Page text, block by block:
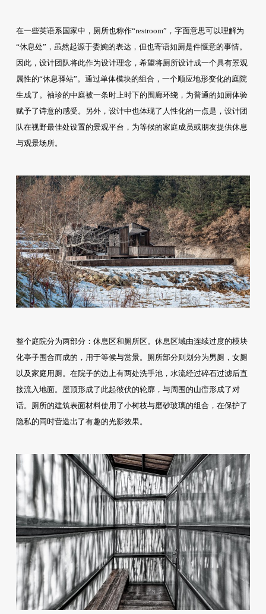
在一些英语系国家中，厕所也称作“restroom”，字面意思可以理解为
“休息处”，虽然起源于委婉的表达，但也寄语如厕是件惬意的事情。
因此，设计团队将此作为设计理念，希望将厕所设计成一个具有景观
属性的“休息驿站”。通过单体模块的组合，一个顺应地形变化的庭院
生成了。袖珍的中庭被一条时上时下的围廊环绕，为普通的如厕体验
赋予了诗意的感受。另外，设计中也体现了人性化的一点是，设计团
队在视野最佳处设置的景观平台，为等候的家庭成员或朋友提供休息
与观景场所。
整个庭院分为两部分：休息区和厕所区。休息区域由连续过度的模块
化亭子围合而成的，用于等候与赏景。厕所部分则划分为男厕，女厕
以及家庭用厕。在院子的边上有两处洗手池，水流经过碎石过滤后直
接流入地面。屋顶形成了此起彼伏的轮廓，与周围的山峦形成了对
话。厕所的建筑表面材料使用了小树枝与磨砂玻璃的组合，在保护了
隐私的同时营造出了有趣的光影效果。